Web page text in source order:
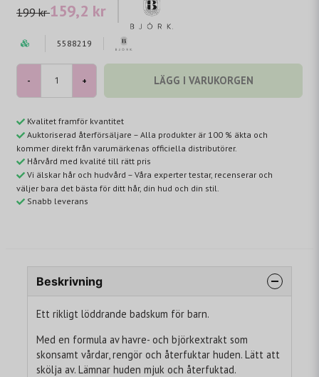
199 kr159,2 kr
5588219
- + LÄGG I VARUKORGEN
Kvalitet framför kvantitet
Auktoriserad återförsäljare – Alla produkter är 100 % äkta och
kommer direkt från varumärkenas officiella distributörer.
Hårvård med kvalité till rätt pris
Vi älskar hår och hudvård – Våra experter testar, recenserar och
väljer bara det bästa för ditt hår, din hud och din stil.
Snabb leverans
Beskrivning
Ett rikligt löddrande badskum för barn.
Med en formula av havre- och björkextrakt som
skonsamt vårdar, rengör och återfuktar huden. Lätt att
skölja av. Lämnar huden mjuk och återfuktad.